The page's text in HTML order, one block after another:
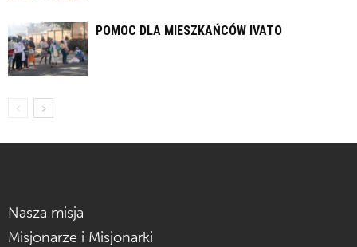
POMOC DLA MIESZKAŃCÓW IVATO
Nasza misja
Misjonarze i Misjonarki